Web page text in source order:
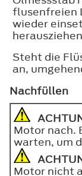
flusenfreien
wieder
Steht die
an,
Nachfüllen
Motor nach.
warten, um
Motor nicht